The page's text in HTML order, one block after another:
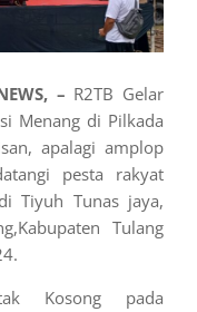
– R2TB Gelar
Menang di Pilkada
apalagi amplop
pesta rakyat
Tiyuh Tunas jaya,
Tulang
Kosong pada